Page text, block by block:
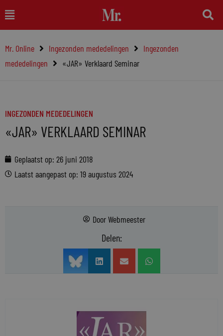
naar
inhoud
Main
Menu
Mr. Online Ingezonden mededelingen
Ingezonden
mededelingen
«JAR» Verklaard Seminar
INGEZONDEN MEDEDELINGEN
«JAR» VERKLAARD SEMINAR
Geplaatst op: 26 juni 2018
Laatst aangepast op: 19 augustus 2024
DoorWebmeester
Delen: